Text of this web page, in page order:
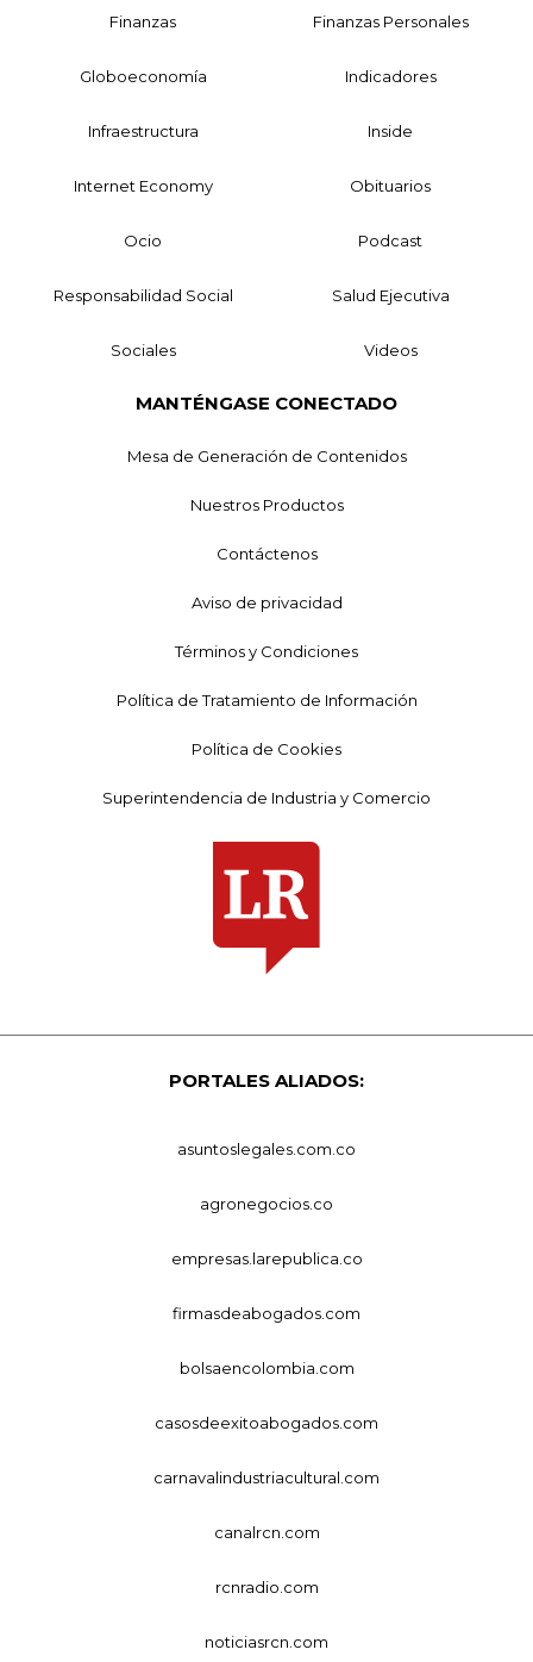
Finanzas Finanzas Personales
Globoeconomía Indicadores
Infraestructura Inside
Internet Economy Obituarios
Ocio Podcast
Responsabilidad Social Salud Ejecutiva
Sociales Videos
MANTÉNGASE CONECTADO
Mesa de Generación de Contenidos
Nuestros Productos
Contáctenos
Aviso de privacidad
Términos y Condiciones
Política de Tratamiento de Información
Política de Cookies
Superintendencia de Industria y Comercio
PORTALES ALIADOS:
asuntoslegales.com.co
agronegocios.co
empresas.larepublica.co
firmasdeabogados.com
bolsaencolombia.com
casosdeexitoabogados.com
carnavalindustriacultural.com
canalrcn.com
rcnradio.com
noticiasrcn.com